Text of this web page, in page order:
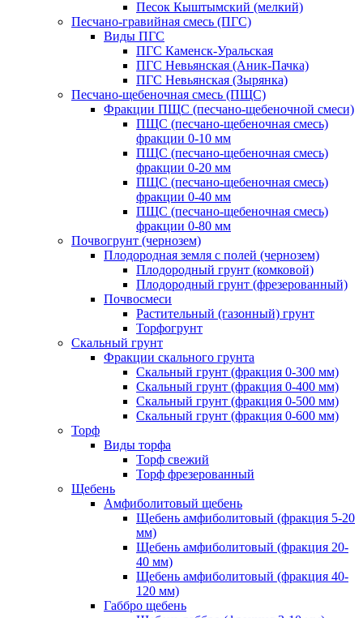
Песок Кыштымский (мелкий)
Песчано-гравийная смесь (ПГС)
Виды ПГС
ПГС Каменск-Уральская
ПГС Невьянская (Аник-Пачка)
ПГС Невьянская (Зырянка)
Песчано-щебеночная смесь (ПЩС)
Фракции ПЩС (песчано-щебеночной смеси)
ПЩС (песчано-щебеночная смесь)
фракции 0-10 мм
ПЩС (песчано-щебеночная смесь)
фракции 0-20 мм
ПЩС (песчано-щебеночная смесь)
фракции 0-40 мм
ПЩС (песчано-щебеночная смесь)
фракции 0-80 мм
Почвогрунт (чернозем)
Плодородная земля с полей (чернозем)
Плодородный грунт (комковой)
Плодородный грунт (фрезерованный)
Почвосмеси
Растительный (газонный) грунт
Торфогрунт
Скальный грунт
Фракции скального грунта
Скальный грунт (фракция 0-300 мм)
Скальный грунт (фракция 0-400 мм)
Скальный грунт (фракция 0-500 мм)
Скальный грунт (фракция 0-600 мм)
Торф
Виды торфа
Торф свежий
Торф фрезерованный
Щебень
Амфиболитовый щебень
Щебень амфиболитовый (фракция 5-20
мм)
Щебень амфиболитовый (фракция 20-
40 мм)
Щебень амфиболитовый (фракция 40-
120 мм)
Габбро щебень